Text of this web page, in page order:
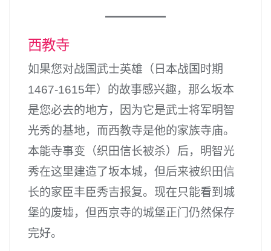
西教寺
如果您对战国武士英雄（日本战国时期
1467-1615年）的故事感兴趣，那么坂本
是您必去的地方，因为它是武士将军明智
光秀的基地，而西教寺是他的家族寺庙。
本能寺事变（织田信长被杀）后，明智光
秀在这里建造了坂本城，但后来被织田信
长的家臣丰臣秀吉报复。现在只能看到城
堡的废墟，但西京寺的城堡正门仍然保存
完好。